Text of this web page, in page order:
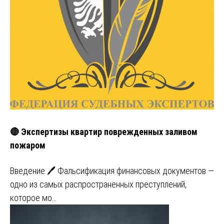
🔴 Экспертизы квартир поврежденных заливом
пожаром
Введение 🖊️ Фальсификация финансовых документов —
одно из самых распространенных преступлений,
которое мо…